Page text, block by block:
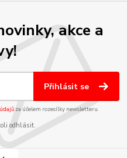
akce a
Přihlásit se
za účelem rozesílky newsletteru.
odhlásit.